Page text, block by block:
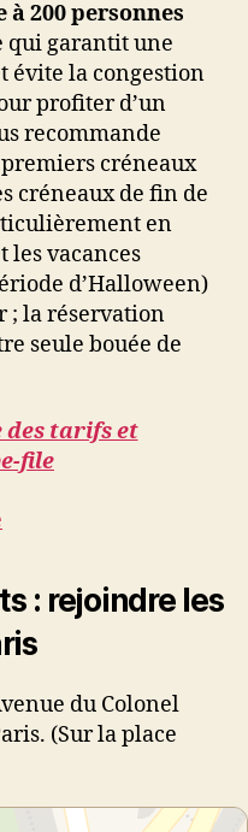
à 200 personnes
qui garantit une
évite la congestion
profiter d’un
recommande
créneaux
créneaux de fin de
en
les vacances
d’Halloween)
; la réservation
seule bouée de
des tarifs et
file
: rejoindre les
du Colonel
(Sur la place